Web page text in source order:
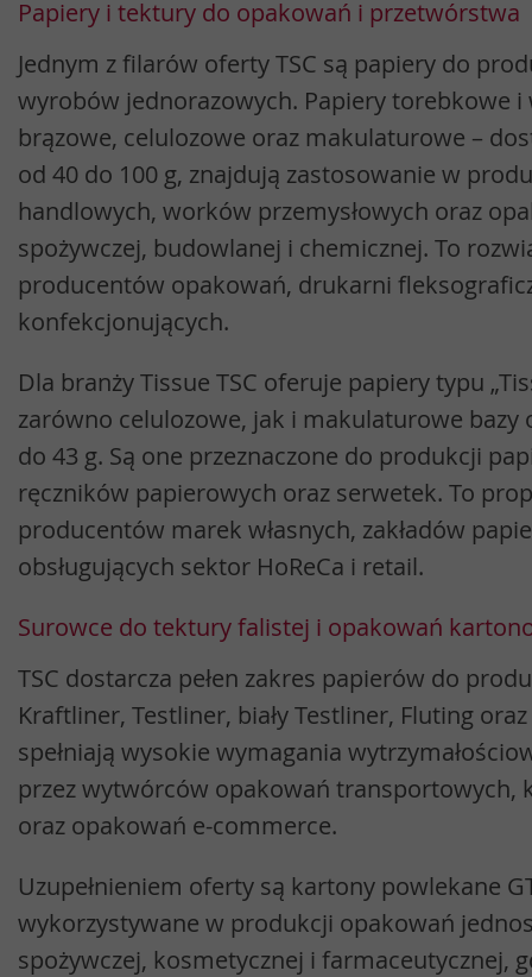
Papiery i tektury do opakowań i przetwórstwa
Jednym z filarów oferty TSC są papiery do
wyrobów jednorazowych. Papiery torebkowe i
brązowe, celulozowe oraz makulaturowe –
od 40 do 100 g, znajdują zastosowanie w
handlowych, worków przemysłowych oraz
spożywczej, budowlanej i chemicznej. To
producentów opakowań, drukarni
konfekcjonujących.
Dla branży Tissue TSC oferuje papiery typu
zarówno celulozowe, jak i makulaturowe bazy
do 43 g. Są one przeznaczone do produkcji
ręczników papierowych oraz serwetek. To
producentów marek własnych, zakładów
obsługujących sektor HoReCa i retail.
Surowce do tektury falistej i opakowań
TSC dostarcza pełen zakres papierów do
Kraftliner, Testliner, biały Testliner, Fluting
spełniają wysokie wymagania
przez wytwórców opakowań transportowych,
oraz opakowań e-commerce.
Uzupełnieniem oferty są kartony powlekane
wykorzystywane w produkcji opakowań
spożywczej, kosmetycznej i farmaceutycznej,